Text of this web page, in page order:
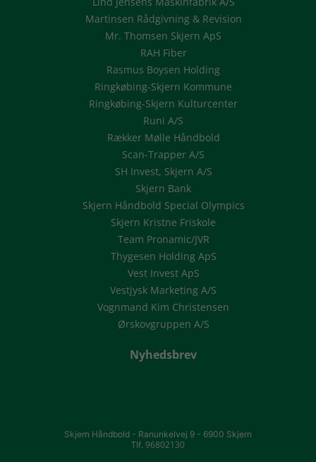
Martinsen Rådgivning & Revision
Mr. Thomsen Skjern ApS
RAH Fiber
Rasmus Boysen Holding
Ringkøbing-Skjern Kommune
Ringkøbing-Skjern Kulturcenter
Runi A/S
Rækker Mølle Håndbold
Scan-Trapper A/S
SH Invest, Skjern A/S
Skjern Bank
Skjern Håndbold Special Olympics
Skjern Kristne Friskole
Team Pronamic/JVR
Thygesen Holding ApS
Vest Invest ApS
Vestjysk Marketing A/S
Vognmand Kim Christensen
Ørskovgruppen A/S
Nyhedsbrev
Skjern Håndbold - Ranunkelvej 9 - 6900 Skjern
Tlf. 96802130